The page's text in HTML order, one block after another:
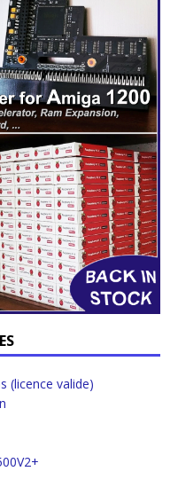
(licence valide)